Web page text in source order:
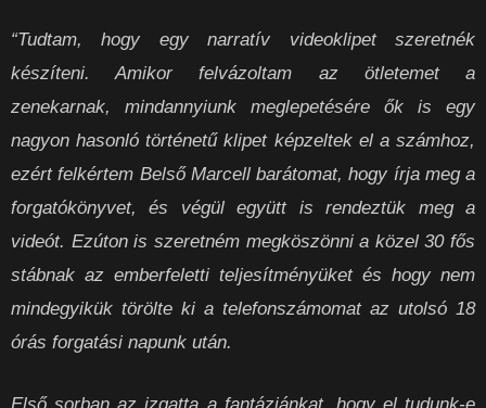
“Tudtam, hogy egy narratív videoklipet szeretnék
készíteni. Amikor felvázoltam az ötletemet a
zenekarnak, mindannyiunk meglepetésére ők is egy
nagyon hasonló történetű klipet képzeltek el a számhoz,
ezért felkértem Belső Marcell barátomat, hogy írja meg a
forgatókönyvet, és végül együtt is rendeztük meg a
videót. Ezúton is szeretném megköszönni a közel 30 fős
stábnak az emberfeletti teljesítményüket és hogy nem
mindegyikük törölte ki a telefonszámomat az utolsó 18
órás forgatási napunk után.